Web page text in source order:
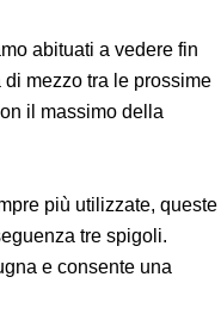
abituati a vedere fin
mezzo tra le prossime
il massimo della
più utilizzate, queste
tre spigoli.
e consente una